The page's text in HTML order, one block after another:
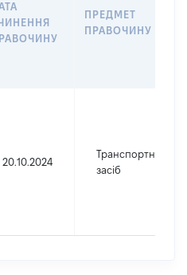
ПРЕДМЕТ
ПРАВОЧИНУ
20.10.2024
Транспортний
засіб